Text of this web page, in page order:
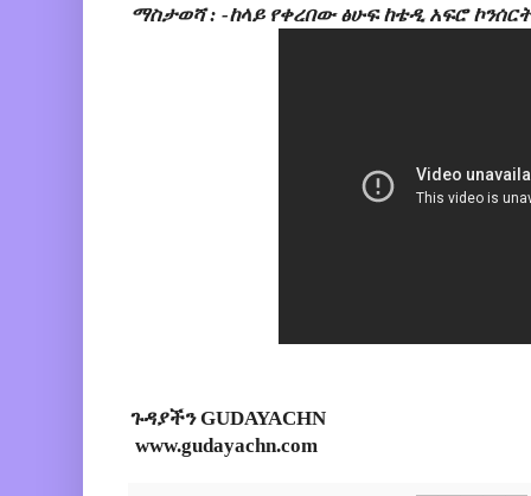
ማስታወሻ : -ከላይ የቀረበው ፅሁፍ ከቴዲ አፍሮ
ጉዳያችን GUDAYACHN
www.gudayachn.com